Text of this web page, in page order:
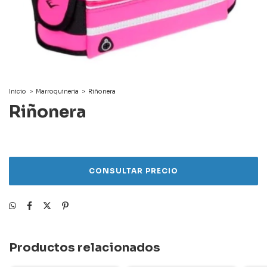
Inicio > Marroquineria > Riñonera
Riñonera
Productos relacionados